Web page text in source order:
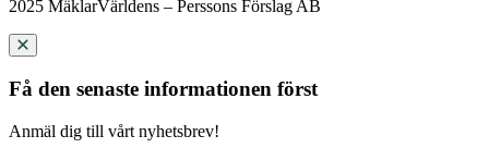
2025 MäklarVärldens – Perssons Förslag AB
Få den senaste informationen först
Anmäl dig till vårt nyhetsbrev!